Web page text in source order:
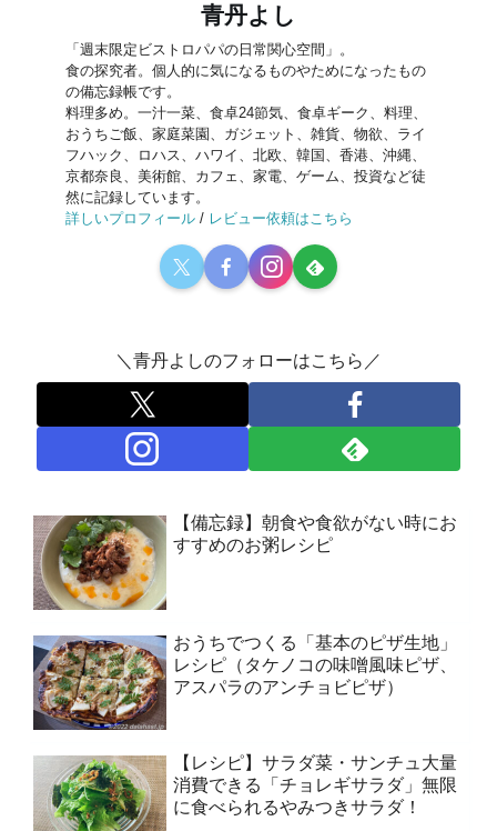
青丹よし
「週末限定ビストロパパの日常関心空間」。
食の探究者。個人的に気になるものやためになったもの
の備忘録帳です。
料理多め。一汁一菜、食卓24節気、食卓ギーク、料理、
おうちご飯、家庭菜園、ガジェット、雑貨、物欲、ライ
フハック、ロハス、ハワイ、北欧、韓国、香港、沖縄、
京都奈良、美術館、カフェ、家電、ゲーム、投資など徒
然に記録しています。
詳しいプロフィール / レビュー依頼はこちら
＼青丹よしのフォローはこちら／
【備忘録】朝食や食欲がない時にお
すすめのお粥レシピ
おうちでつくる「基本のピザ生地」
レシピ（タケノコの味噌風味ピザ、
アスパラのアンチョビピザ）
【レシピ】サラダ菜・サンチュ大量
消費できる「チョレギサラダ」無限
に食べられるやみつきサラダ！